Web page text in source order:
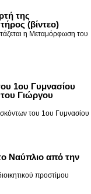
της
(βίντεο)
η Μεταμόρφωση του
1ου Γυμνασίου
Γιώργου
του 1ου Γυμνασίου
Ναύπλιο από την
προστίμου